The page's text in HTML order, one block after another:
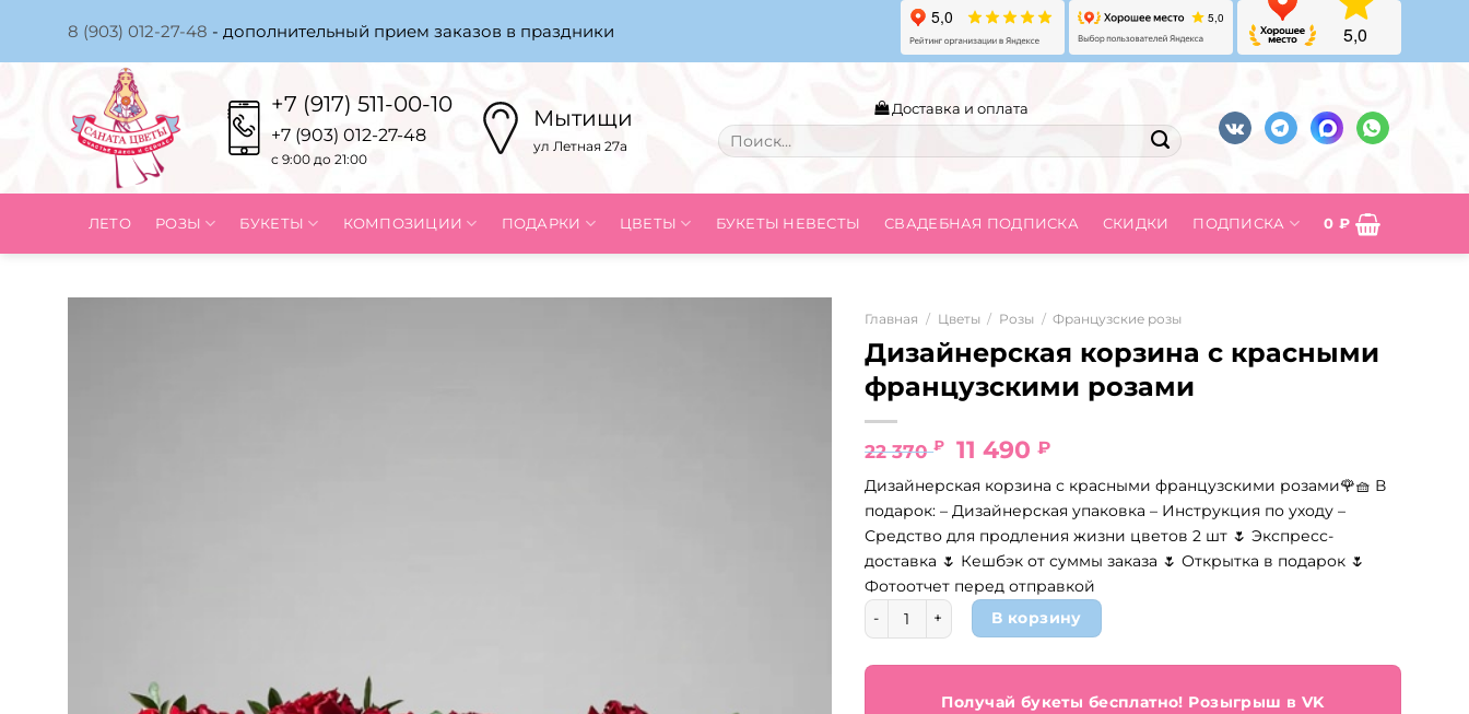
content
8 (903) 012-27-48 - дополнительный прием заказов в праздники
+7 (917) 511-00-10
+7 (903) 012-27-48
с 9:00 до 21:00
Мытищи
ул Летная 27а
Доставка и оплата
Искать:
ЛЕТО РОЗЫ БУКЕТЫ КОМПОЗИЦИИ ПОДАРКИ ЦВЕТЫ БУКЕТЫ НЕВЕСТЫ СВАДЕБНАЯ ПОДПИСКА СКИДКИ ПОДПИСКА 0 ₽
Главная / Цветы / Розы / Французские розы
Дизайнерская корзина с красными
французскими розами
22 370₽
Первоначальная
составляла
22
370 ₽.
11 490₽Текущая
11
490 ₽.
Дизайнерская корзина с красными французскими розами🌹🧺 В
подарок: – Дизайнерская упаковка – Инструкция по уходу –
Средство для продления жизни цветов 2 шт 🌷 Экспресс-
доставка 🌷 Кешбэк от суммы заказа 🌷 Открытка в подарок 🌷
Фотоотчет перед отправкой
Количество товара Дизайнерская корзина с красными французскими
В корзину
Получай букеты бесплатно! Розыгрыш в VK